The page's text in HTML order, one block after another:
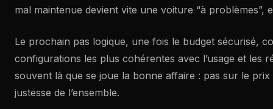
mal maintenue devient vite une voiture “à problèmes”,
Le prochain pas logique, une fois le budget sécurisé,
configurations les plus cohérentes avec l’usage et les
souvent là que se joue la bonne affaire : pas sur le
justesse de l’ensemble.